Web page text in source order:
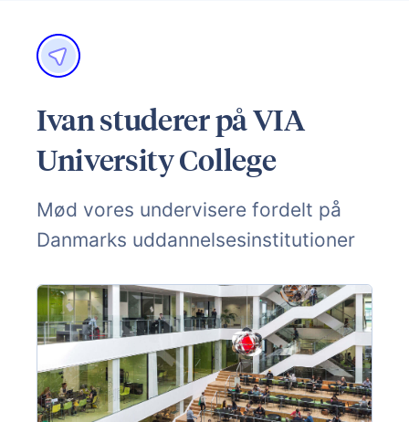
Ivan studerer på VIA
University College
Mød vores undervisere fordelt på
Danmarks uddannelsesinstitutioner